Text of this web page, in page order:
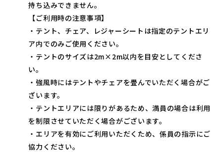
持ち込みできません。
【ご利用時の注意事項】
・テント、チェア、レジャーシートは指定のテントエリ
ア内でのみご使用ください。
・テントのサイズは2m×2m以内を目安としてくださ
い。
・強風時にはテントやチェアを畳んでいただく場合がご
ざいます。
・テントエリアには限りがあるため、満員の場合は利用
を制限させていただく場合がございます。
・エリアを有効にご利用いただくため、係員の指示にご
協力ください。